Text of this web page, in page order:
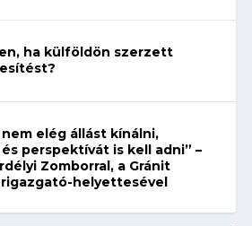
ha külföldön szerzett
nem elég állást kínálni,
perspektívát is kell adni” –
Zomborral, a Gránit
helyettesével